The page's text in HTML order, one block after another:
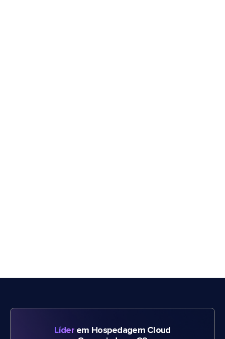
Líderem Hospedagem Cloud